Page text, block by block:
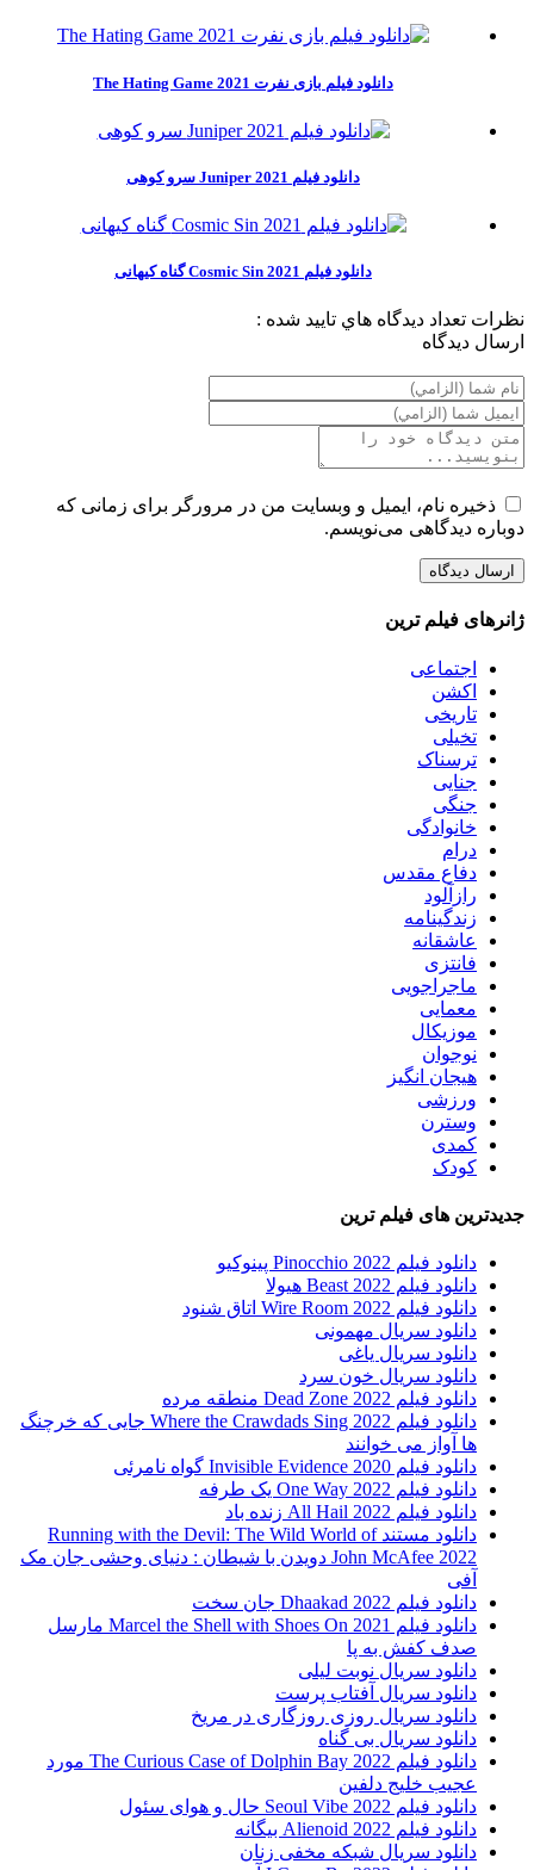
دانلود فیلم بازی نفرت The Hating Game 2021
دانلود فیلم Juniper 2021 سرو کوهی
دانلود فیلم Cosmic Sin 2021 گناه کیهانی
نظرات تعداد ديدگاه هاي تاييد شده :
ارسال ديدگاه
ذخیره نام، ایمیل و وبسایت من در مرورگر برای زمانی که
دوباره دیدگاهی می‌نویسم.
ژانرهای فیلم ترین
اجتماعی
اکشن
تاریخی
تخیلی
ترسناک
جنایی
جنگی
خانوادگی
درام
دفاع مقدس
رازآلود
زندگینامه
عاشقانه
فانتزی
ماجراجویی
معمایی
موزیکال
نوجوان
هیجان انگیز
ورزشی
وسترن
کمدی
کودک
جدیدترین های فیلم ترین
دانلود فیلم Pinocchio 2022 پینوکیو
دانلود فیلم Beast 2022 هیولا
دانلود فیلم Wire Room 2022 اتاق شنود
دانلود سریال مهمونی
دانلود سریال یاغی
دانلود سریال خون سرد
دانلود فیلم 2022 Dead Zone منطقه مرده
دانلود فیلم Where the Crawdads Sing 2022 جایی که خرچنگ
ها آواز می خوانند
دانلود فیلم 2020 Invisible Evidence گواه نامرئی
دانلود فیلم One Way 2022 یک طرفه
دانلود فیلم All Hail 2022 زنده باد
دانلود مستند Running with the Devil: The Wild World of
John McAfee 2022 دویدن با شیطان : دنیای وحشی جان مک
آفی
دانلود فیلم Dhaakad 2022 جان سخت
دانلود فیلم Marcel the Shell with Shoes On 2021 مارسل
صدف کفش به پا
دانلود سریال نوبت لیلی
دانلود سریال آفتاب پرست
دانلود سریال روزی روزگاری در مریخ
دانلود سریال بی گناه
دانلود فیلم The Curious Case of Dolphin Bay 2022 مورد
عجیب خلیج دلفین
دانلود فیلم Seoul Vibe 2022 حال و هوای سئول
دانلود فیلم Alienoid 2022 بیگانه
دانلود سریال شبکه مخفی زنان